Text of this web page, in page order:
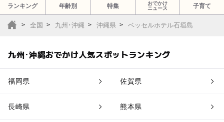
ランキング 年齢別 特集
おでかけ
ニュース
子育て
全国 九州･沖縄 沖縄県 ベッセルホテル石垣島
九州･沖縄おでかけ人気スポットランキング
福岡県 佐賀県
長崎県 熊本県